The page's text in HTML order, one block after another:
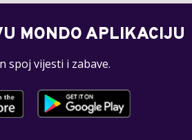
MONDO APLIKACIJU
spoj vijesti i zabave.